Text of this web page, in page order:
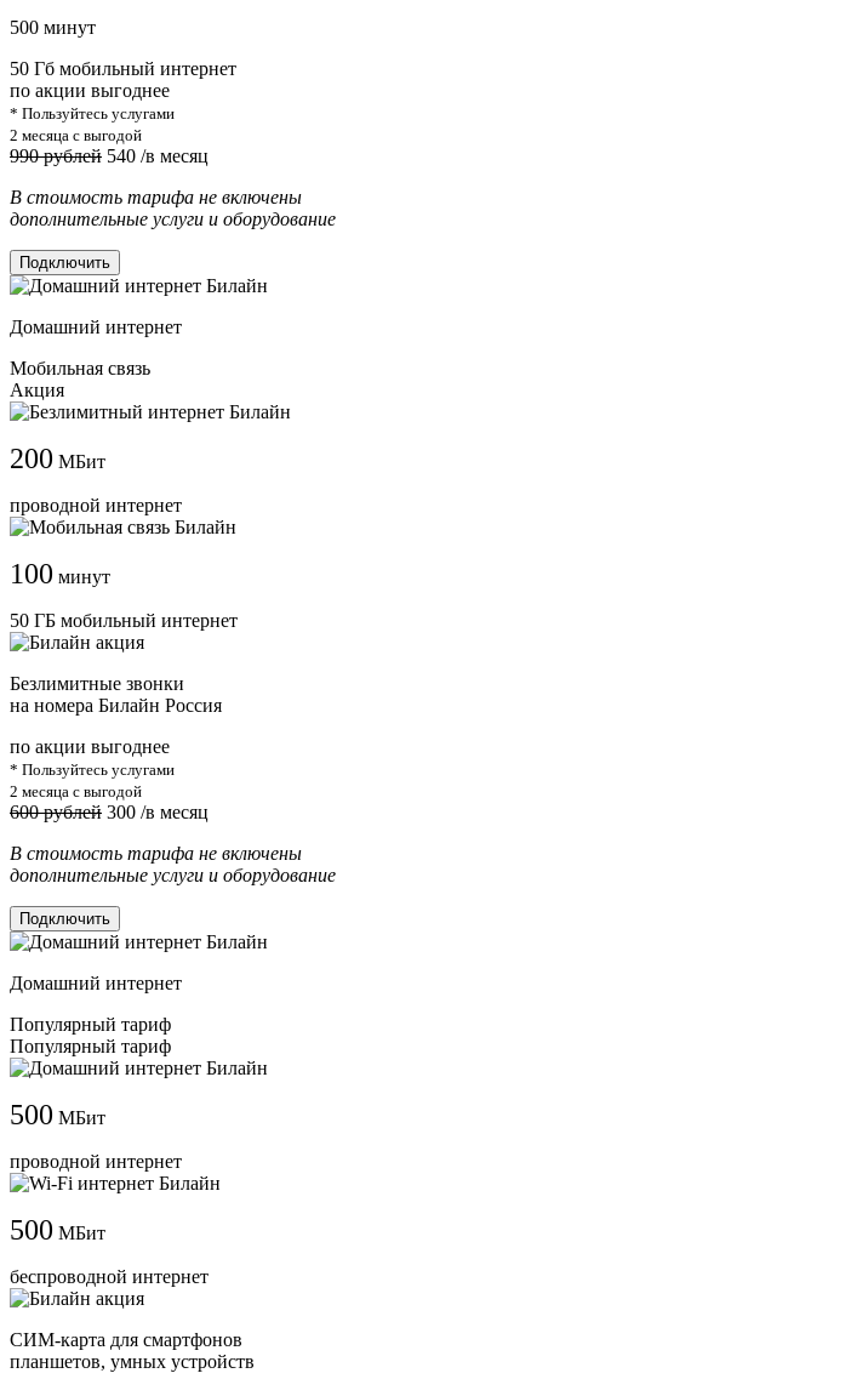
500 минут
50 Гб мобильный интернет
по акции выгоднее
* Пользуйтесь услугами
2 месяца с выгодой
990 рублей 540 /в месяц
В стоимость тарифа не включены
дополнительные услуги и оборудование
Подключить
Домашний интернет
Мобильная связь
Акция
200 МБит
проводной интернет
100 минут
50 ГБ мобильный интернет
Безлимитные звонки
на номера Билайн Россия
по акции выгоднее
* Пользуйтесь услугами
2 месяца с выгодой
600 рублей 300 /в месяц
В стоимость тарифа не включены
дополнительные услуги и оборудование
Подключить
Домашний интернет
Популярный тариф
Популярный тариф
500 МБит
проводной интернет
500 МБит
беспроводной интернет
СИМ-карта для смартфонов
планшетов, умных устройств